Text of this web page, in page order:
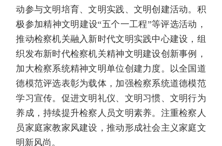
动参与文明培育、文明实践、文明创建活动。积
极参加精神文明建设“五个一工程”等评选活动，
推动检察机关融入新时代文明实践中心建设，组
织发布新时代检察机关精神文明建设创新事例，
加大检察系统精神文明单位创建力度。以全国道
德模范评选表彰为载体，加强检察系统道德模范
学习宣传。促进文明礼仪、文明习惯、文明行为
养成，持续提升检察人员文明素养。注重检察人
员家庭家教家风建设，推动形成社会主义家庭文
明新风尚。